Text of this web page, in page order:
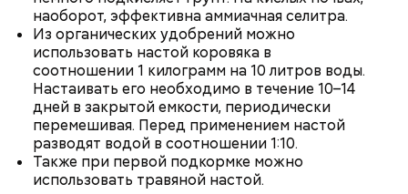
наоборот, эффективна аммиачная селитра.
Из органических удобрений можно
использовать настой коровяка в
соотношении 1 килограмм на 10 литров воды.
Настаивать его необходимо в течение 10–14
дней в закрытой емкости, периодически
перемешивая. Перед применением настой
разводят водой в соотношении 1:10.
Также при первой подкормке можно
использовать травяной настой.
Противень ставится в духовку, разогретую до 180–
190 градусов. Спагетти из кабачка нужно запекать
25–30 минут.
Также не нужно есть дыню до корки, потому что